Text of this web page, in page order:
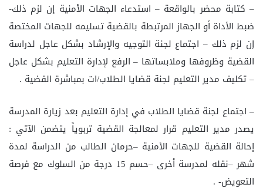
– كتابة محضر بالواقعة – استدعاء الجهات الأمنية إن لزم ذلك-
ضبط الأداة أو الجهاز المرتبطة بالقضية تسليمه للجهات المختصة
إن لزم ذلك – اجتماع لجنة التوجيه والإرشاد بشكل عاجل لدراسة
القضية وظروفها وملابساتها – الرفع لإدارة التعليم بشكل عاجل
– تكليف مدير التعليم لجنة قضايا الطلاب/ات بمباشرة القضية .
– اجتماع لجنة قضايا الطلاب في إدارة التعليم بعد زيارة المدرسة
يصدر مدير التعليم قرار لمعالجة القضية تربوياً يتضمن الآتي :
إحالة القضية للجهات الأمنية –حرمان الطالب من الدراسة لمدة
شهر –نقله لمدرسة أخرى –حسم 15 درجة من السلوك مع فرصة
التعويض- .